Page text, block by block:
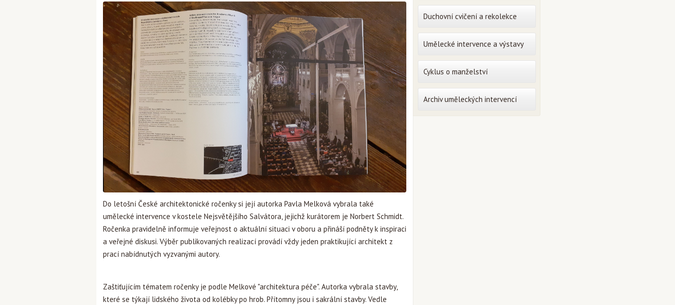
Do letošní České architektonické ročenky si její autorka Pavla Melková vybrala také
umělecké intervence v kostele Nejsvětějšího Salvátora, jejichž kurátorem je Norbert Schmidt.
Ročenka pravidelně informuje veřejnost o aktuální situaci v oboru a přináší podněty k inspiraci
a veřejné diskusi. Výběr publikovaných realizací provádí vždy jeden praktikující architekt z
prací nabídnutých vyzvanými autory.
Zaštiťujícím tématem ročenky je podle Melkové "architektura péče". Autorka vybrala stavby,
které se týkají lidského života od kolébky po hrob. Přítomny jsou i sakrální stavby. Vedle
Duchovní cvičení a rekolekce
Umělecké intervence a výstavy
Cyklus o manželství
Archiv uměleckých intervencí